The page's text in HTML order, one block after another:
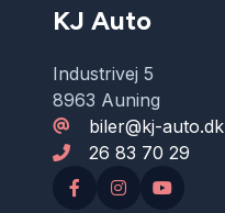
KJ Auto
Industrivej 5
8963 Auning
biler@kj-auto.dk
26 83 70 29